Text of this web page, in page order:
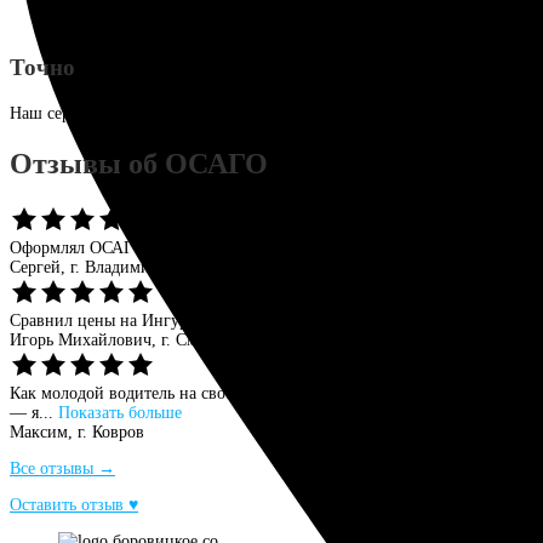
Точно
Наш сервис рассчитает точную стоимость полиса, исходя из параметров
Отзывы об ОСАГО
Оформлял ОСАГО на данном сайте, остался доволен. Цена оказалась
Сергей, г. Владимир
Сравнил цены на Ингуро и выбрал СОГАЗ. Процесс оформления занял
Игорь Михайлович, г. Смоленск
Как молодой водитель на своем ВАЗе, я ожидал, что оформление
— я... Показать больше
Максим, г. Ковров
Все отзывы →
Оставить отзыв ♥